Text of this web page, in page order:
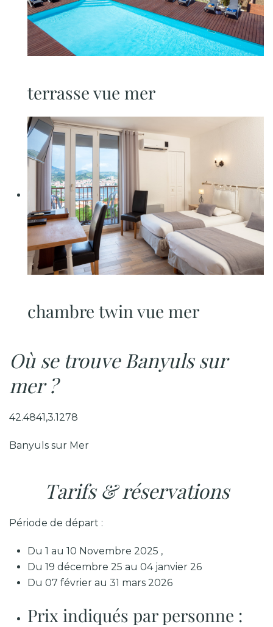
terrasse vue mer
chambre twin vue mer
Où se trouve Banyuls sur
mer ?
42.4841,3.1278
Banyuls sur Mer
Tarifs & réservations
Période de départ :
Du 1 au 10 Novembre 2025 ,
Du 19 décembre 25 au 04 janvier 26
Du 07 février au 31 mars 2026
Prix indiqués par personne :